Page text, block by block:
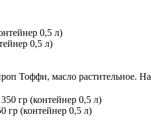
0,5 л)
Тоффи, масло растительное.
гр (контейнер 0,5 л)